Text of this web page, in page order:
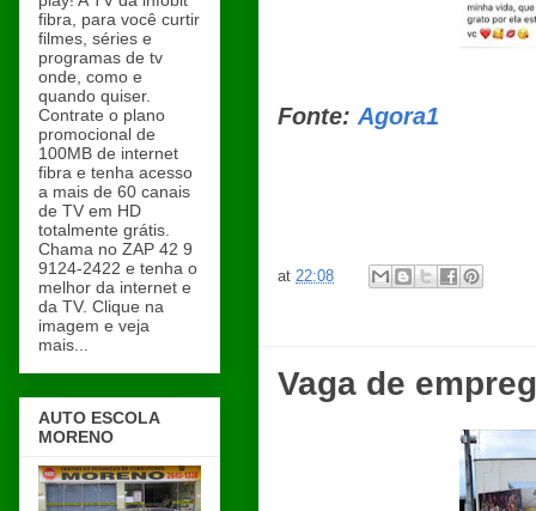
Fonte: Agora1
at 22:08
Vaga de
fibra, para você curtir
filmes, séries e
programas de tv
onde, como e
quando quiser.
Contrate o plano
promocional de
100MB de internet
fibra e tenha acesso
a mais de 60 canais
de TV em HD
totalmente grátis.
Chama no ZAP 42 9
9124-2422 e tenha o
melhor da internet e
da TV. Clique na
imagem e veja
mais...
AUTO ESCOLA
MORENO